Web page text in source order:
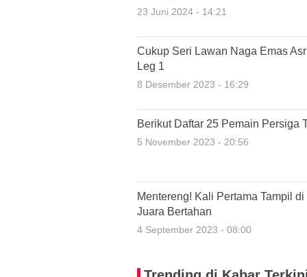
23 Juni 2024 - 14:21
Cukup Seri Lawan Naga Emas
Leg 1
8 Desember 2023 - 16:29
Berikut Daftar 25 Pemain Persiga
5 November 2023 - 20:56
Mentereng! Kali Pertama Tampil
Juara Bertahan
4 September 2023 - 08:00